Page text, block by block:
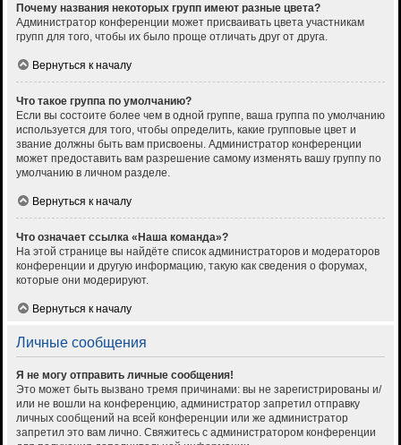
Почему названия некоторых групп имеют разные цвета?
Администратор конференции может присваивать цвета участникам
групп для того, чтобы их было проще отличать друг от друга.
Вернуться к началу
Что такое группа по умолчанию?
Если вы состоите более чем в одной группе, ваша группа по умолчанию
используется для того, чтобы определить, какие групповые цвет и
звание должны быть вам присвоены. Администратор конференции
может предоставить вам разрешение самому изменять вашу группу по
умолчанию в личном разделе.
Вернуться к началу
Что означает ссылка «Наша команда»?
На этой странице вы найдёте список администраторов и модераторов
конференции и другую информацию, такую как сведения о форумах,
которые они модерируют.
Вернуться к началу
Личные сообщения
Я не могу отправить личные сообщения!
Это может быть вызвано тремя причинами: вы не зарегистрированы и/
или не вошли на конференцию, администратор запретил отправку
личных сообщений на всей конференции или же администратор
запретил это вам лично. Свяжитесь с администратором конференции